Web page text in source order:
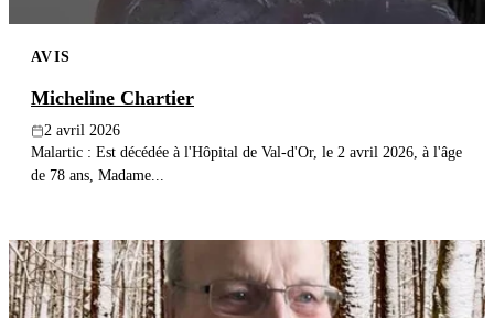
AVIS
Micheline Chartier
2 avril 2026
Malartic : Est décédée à l'Hôpital de Val-d'Or, le 2 avril 2026, à l'âge
de 78 ans, Madame...